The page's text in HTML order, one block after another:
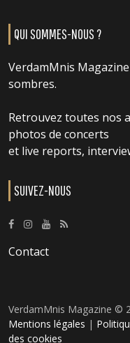
QUI SOMMES-NOUS ?
VerdamMnis
sombres.
Retrouvez toutes nos
photos de concerts
et live reports,
SUIVEZ-NOUS
Contact
VerdamMnis Magazine ©
Mentions légales |
des cookies